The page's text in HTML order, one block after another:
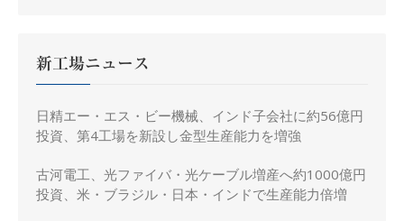
新工場ニュース
日精エー・エス・ビー機械、インド子会社に約56億円
投資、第4工場を新設し金型生産能力を増強
古河電工、光ファイバ・光ケーブル増産へ約1000億円
投資、米・ブラジル・日本・インドで生産能力倍増